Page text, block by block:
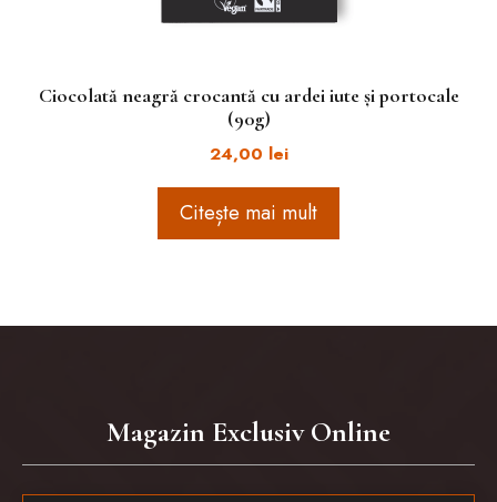
Ciocolată neagră crocantă cu ardei iute și portocale
(90g)
24,00 lei
Citește mai mult
Magazin Exclusiv Online